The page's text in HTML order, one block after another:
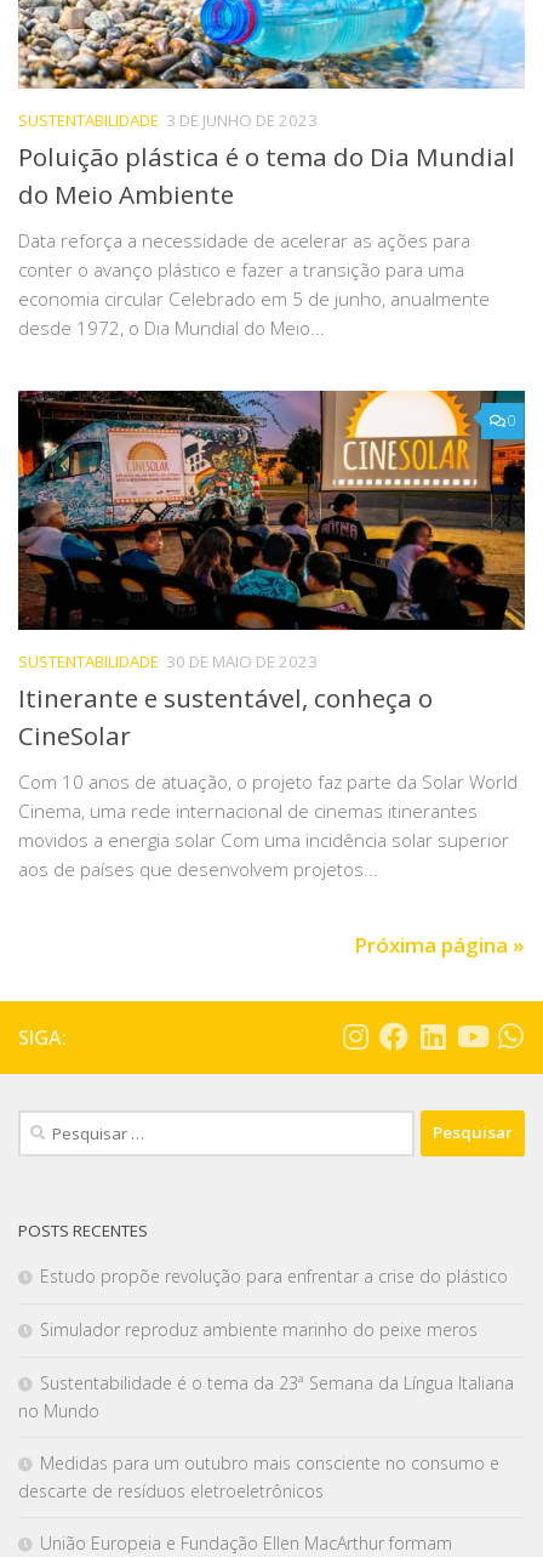
SUSTENTABILIDADE 3 DE JUNHO DE 2023
Poluição plástica é o tema do Dia Mundial
do Meio Ambiente
Data reforça a necessidade de acelerar as ações para
conter o avanço plástico e fazer a transição para uma
economia circular Celebrado em 5 de junho, anualmente
desde 1972, o Dia Mundial do Meio...
0
SUSTENTABILIDADE 30 DE MAIO DE 2023
Itinerante e sustentável, conheça o
CineSolar
Com 10 anos de atuação, o projeto faz parte da Solar World
Cinema, uma rede internacional de cinemas itinerantes
movidos a energia solar Com uma incidência solar superior
aos de países que desenvolvem projetos...
Próxima página »
SIGA:
POSTS RECENTES
Estudo propõe revolução para enfrentar a crise do plástico
Simulador reproduz ambiente marinho do peixe meros
Sustentabilidade é o tema da 23ª Semana da Língua Italiana
no Mundo
Medidas para um outubro mais consciente no consumo e
descarte de resíduos eletroeletrônicos
União Europeia e Fundação Ellen MacArthur formam